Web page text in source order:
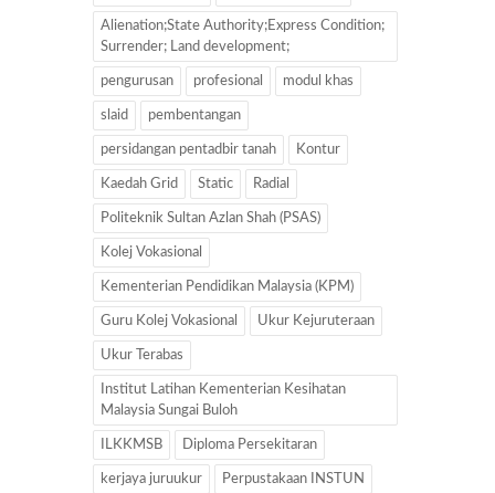
Alienation;State Authority;Express Condition;
Surrender; Land development;
pengurusan profesional modul khas
slaid pembentangan
persidangan pentadbir tanah Kontur
Kaedah Grid Static Radial
Politeknik Sultan Azlan Shah (PSAS)
Kolej Vokasional
Kementerian Pendidikan Malaysia (KPM)
Guru Kolej Vokasional Ukur Kejuruteraan
Ukur Terabas
Institut Latihan Kementerian Kesihatan
Malaysia Sungai Buloh
ILKKMSB Diploma Persekitaran
kerjaya juruukur Perpustakaan INSTUN